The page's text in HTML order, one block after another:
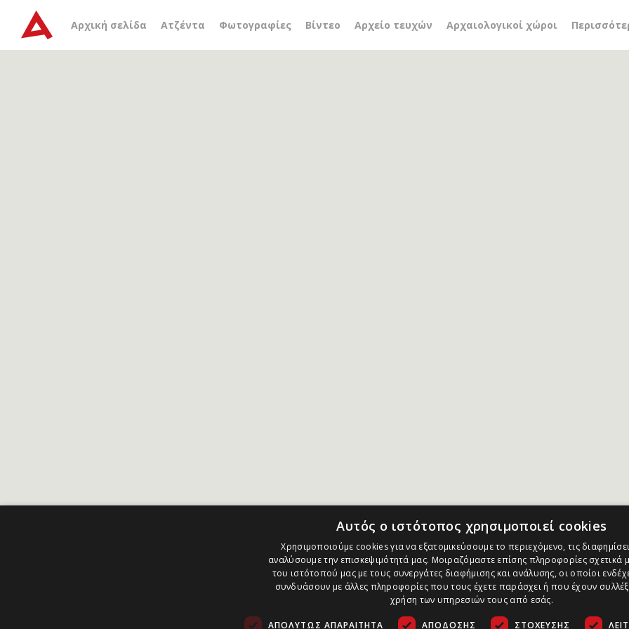
Αρχική σελίδα Ατζέντα Φωτογραφίες Βίντεο Αρχείο τευχών Αρχαιολογικοί χώροι
Αρχείο ετικέτας αλάτι
Αυτός ο ιστότοπος χρησιμοποιεί cookies
Χρησιμοποιούμε cookies για να εξατομικεύσουμε το περιεχόμενο, τις
αναλύσουμε την επισκεψιμότητά μας. Μοιραζόμαστε επίσης πληροφορίες σχετικά
του ιστότοπού μας με τους συνεργάτες διαφήμισης και ανάλυσης, οι οποίοι
συνδυάσουν με άλλες πληροφορίες που τους έχετε παράσχει ή που έχουν
χρήση των υπηρεσιών τους από εσάς.
ΑΠΟΛΎΤΩΣ ΑΠΑΡΑΊΤΗΤΑ ΑΠΌΔΟΣΗΣ ΣΤΌΧΕΥΣΗΣ